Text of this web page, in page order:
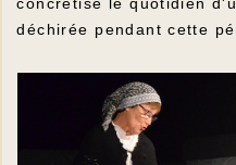
déchirée pendant cette